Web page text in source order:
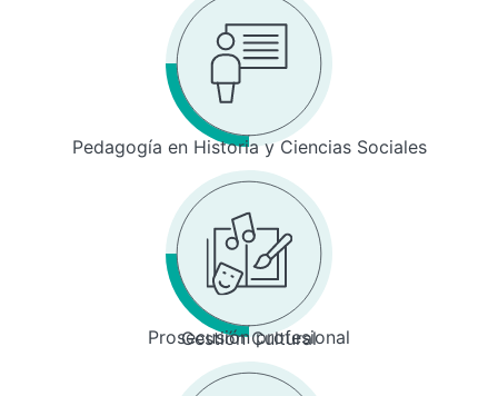
Pedagogía en Historia y Ciencias Sociales
Prosecusión profesional
Gestión Cultural